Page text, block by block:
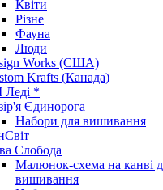
Квіти
Різне
Фауна
Люди
Works (США)
Krafts (Канада)
*
Єдинорога
Набори для вишивання
Слобода
Малюнок-схема на канві
вишивання